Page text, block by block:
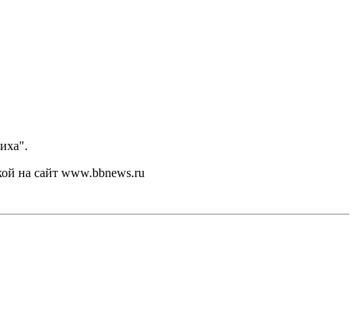
на сайт www.bbnews.ru